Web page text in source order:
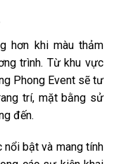
hơn khi màu thảm
trình. Từ khu vực
Phong Event sẽ tư
trí, mặt bằng sử
đến.
bật và mang tính